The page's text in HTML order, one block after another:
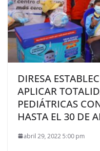
DIRESA
APLICAR
PEDIÁTRICAS
HASTA EL 30 DE
abril 29, 2022 5:00 pm